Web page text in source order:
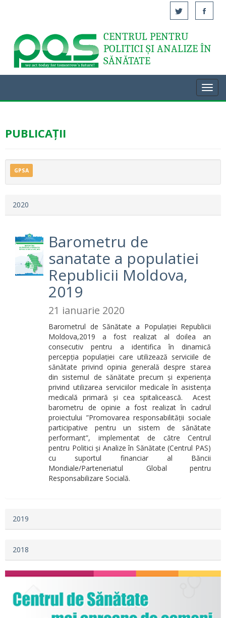
Acasă
CENTRUL PENTRU
POLITICI ȘI ANALIZE ÎN
SĂNĂTATE
PUBLICAȚII
GPSA
2020
Barometru de
sanatate a populatiei
Republicii Moldova,
2019
21 ianuarie 2020
Barometrul de Sănătate a Populației Republicii
Moldova,2019 a fost realizat al doilea an
consecutiv pentru a identifica în dinamică
percepția populației care utilizează serviciile de
sănătate privind opinia generală despre starea
din sistemul de sănătate precum și experiența
privind utilizarea serviciilor medicale în asistența
medicală primară și cea spitalicească. Acest
barometru de opinie a fost realizat în cadrul
proiectului ”Promovarea responsabilității sociale
participative pentru un sistem de sănătate
performant”, implementat de către Centrul
pentru Politici și Analize în Sănătate (Centrul PAS)
cu suportul financiar al Băncii
Mondiale/Parteneriatul Global pentru
Responsabilizare Socială.
2019
2018